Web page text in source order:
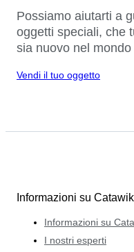
Possiamo aiutarti a
oggetti speciali, che
sia nuovo nel
Vendi il tuo oggetto
Informazioni su
Informazioni su
I nostri esperti